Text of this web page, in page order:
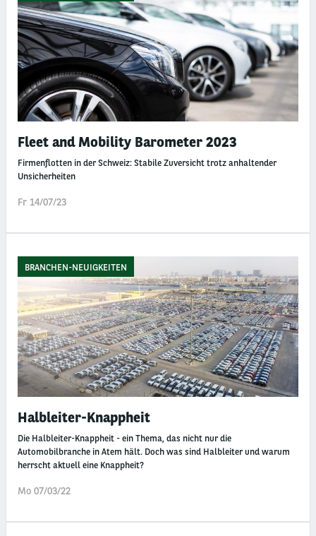
Fleet and Mobility Barometer 2023
Firmenflotten in der Schweiz: Stabile Zuversicht trotz anhaltender
Unsicherheiten
Fr 14/07/23
BRANCHEN-NEUIGKEITEN
Halbleiter-Knappheit
Die Halbleiter-Knappheit - ein Thema, das nicht nur die
Automobilbranche in Atem hält. Doch was sind Halbleiter und warum
herrscht aktuell eine Knappheit?
Mo 07/03/22